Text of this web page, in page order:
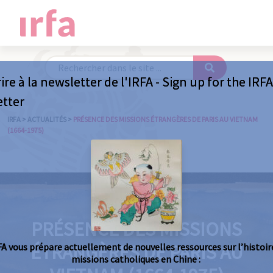
IRFA > ACTUALITÉS > PRÉSENCE DES MISSIONS ÉTRANGÈRES DE PARIS AU VIETNAM
(1664-1975)
PRÉSENCE DES MISSIONS
ÉTRANGÈRES DE PARIS AU
à la newsletter de l'IRFA - Sign up for the IRFA
vous prépare actuellement de nouvelles ressources sur
missions catholiques en Chine :